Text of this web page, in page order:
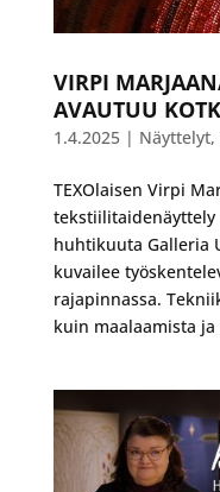
VIRPI
AVAUTUU
1.4.2025| Näyttelyt,
TEXOlaisen Virpi
tekstiilitaidenäyttely
huhtikuuta Galleria
kuvailee
rajapinnassa.
kuin maalaamista